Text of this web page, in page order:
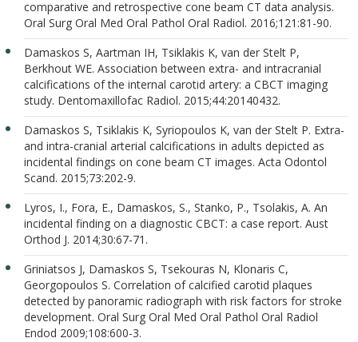
comparative and retrospective cone beam CT data analysis.
Oral Surg Oral Med Oral Pathol Oral Radiol. 2016;121:81-90.
Damaskos S, Aartman IH, Tsiklakis K, van der Stelt P,
Berkhout WE. Association between extra- and intracranial
calcifications of the internal carotid artery: a CBCT imaging
study. Dentomaxillofac Radiol. 2015;44:20140432.
Damaskos S, Tsiklakis K, Syriopoulos K, van der Stelt P. Extra-
and intra-cranial arterial calcifications in adults depicted as
incidental findings on cone beam CT images. Acta Odontol
Scand. 2015;73:202-9.
Lyros, I., Fora, E., Damaskos, S., Stanko, P., Tsolakis, A. An
incidental finding on a diagnostic CBCT: a case report. Aust
Orthod J. 2014;30:67-71.
Griniatsos J, Damaskos S, Tsekouras N, Klonaris C,
Georgopoulos S. Correlation of calcified carotid plaques
detected by panoramic radiograph with risk factors for stroke
development. Oral Surg Oral Med Oral Pathol Oral Radiol
Endod 2009;108:600-3.